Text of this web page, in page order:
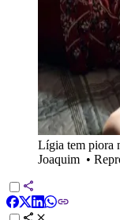
Lígia tem piora
Joaquim •